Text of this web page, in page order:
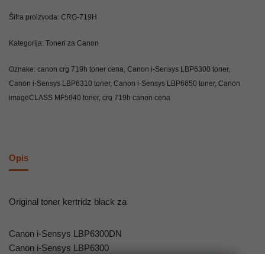
Šifra proizvoda: CRG-719H
Kategorija: Toneri za Canon
Oznake: canon crg 719h toner cena, Canon i-Sensys LBP6300 toner,
Canon i-Sensys LBP6310 toner, Canon i-Sensys LBP6650 toner, Canon
imageCLASS MF5940 toner, crg 719h canon cena
Opis
Original toner kertridz black za
Canon i-Sensys LBP6300DN
Canon i-Sensys LBP6300